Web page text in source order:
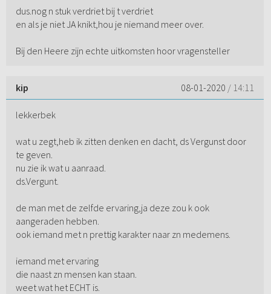
dus.nog n stuk verdriet bij t verdriet
en als je niet JA knikt,hou je niemand meer over.
Bij den Heere zijn echte uitkomsten hoor vragensteller
kip 08-01-2020 / 14:11
lekkerbek
wat u zegt,heb ik zitten denken en dacht, ds Vergunst door
te geven.
nu zie ik wat u aanraad.
ds.Vergunt.
de man met de zelfde ervaring,ja deze zou k ook
aangeraden hebben.
ook iemand met n prettig karakter naar zn medemens.
iemand met ervaring
die naast zn mensen kan staan.
weet wat het ECHT is.